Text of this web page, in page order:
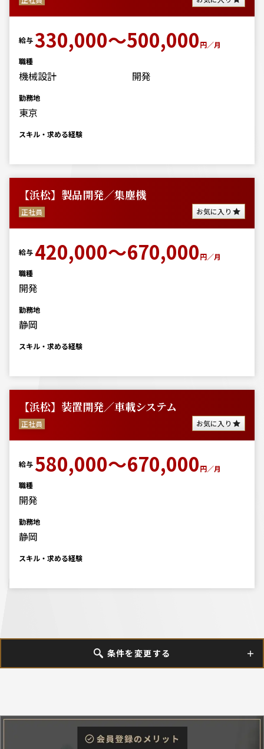
給与330,000～500,000円／月
職種
機械設計 開発
勤務地
東京
スキル・求める経験
【浜松】製品開発／集塵機
正社員 お気に入り
給与 420,000～670,000円／月
職種
開発
勤務地
静岡
スキル・求める経験
【浜松】装置開発／車載システム
正社員 お気に入り
給与 580,000～670,000円／月
職種
開発
勤務地
静岡
スキル・求める経験
条件を変更する